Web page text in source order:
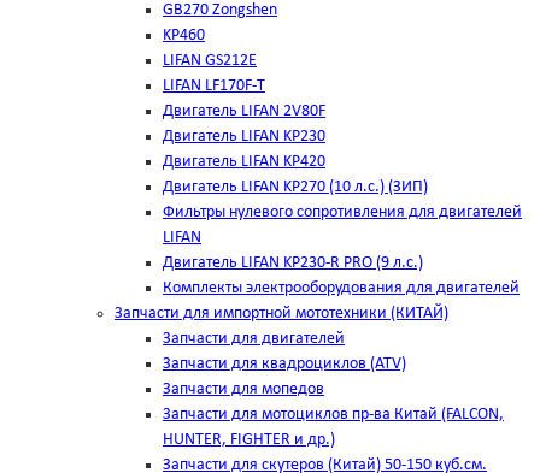
GB270 Zongshen
KP460
LIFAN GS212E
LIFAN LF170F-T
Двигатель LIFAN 2V80F
Двигатель LIFAN KP230
Двигатель LIFAN KP420
Двигатель LIFAN KP270 (10 л.с.) (ЗИП)
Фильтры нулевого сопротивления для двигателей
LIFAN
Двигатель LIFAN KP230-R PRO (9 л.с.)
Комплекты электрооборудования для двигателей
Запчасти для импортной мототехники (КИТАЙ)
Запчасти для двигателей
Запчасти для квадроциклов (ATV)
Запчасти для мопедов
Запчасти для мотоциклов пр-ва Китай (FALCON,
HUNTER, FIGHTER и др.)
Запчасти для скутеров (Китай) 50-150 куб.см.